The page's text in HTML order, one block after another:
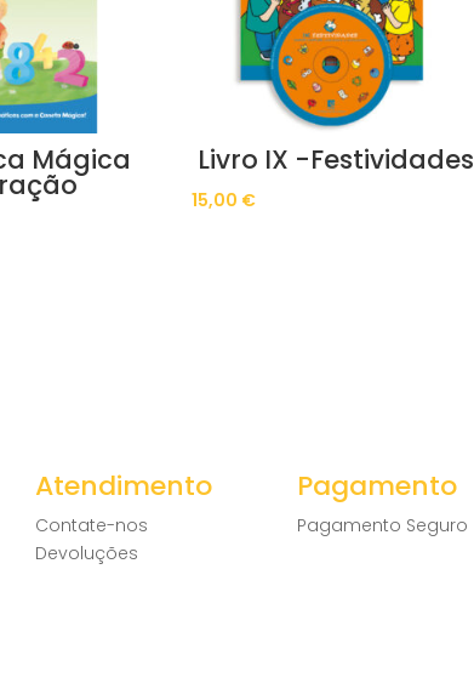
Mágica Livro IX -Festividades
15,00 €
Atendimento
Contate-nos
Devoluções
Pagamento
Pagamento Seguro